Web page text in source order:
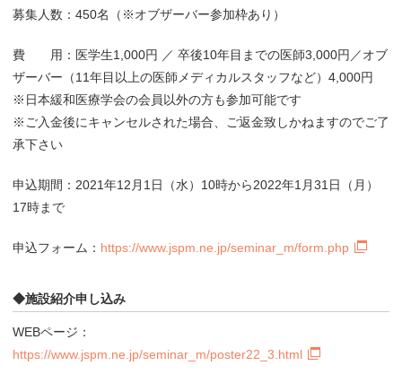
募集人数：450名（※オブザーバー参加枠あり）
費 用：医学生1,000円 ／ 卒後10年目までの医師3,000円／オブ
ザーバー（11年目以上の医師メディカルスタッフなど）4,000円
※日本緩和医療学会の会員以外の方も参加可能です
※ご入金後にキャンセルされた場合、ご返金致しかねますのでご了
承下さい
申込期間：2021年12月1日（水）10時から2022年1月31日（月）
17時まで
申込フォーム： https://www.jspm.ne.jp/seminar_m/form.php
◆施設紹介申し込み
WEBページ：
https://www.jspm.ne.jp/seminar_m/poster22_3.html